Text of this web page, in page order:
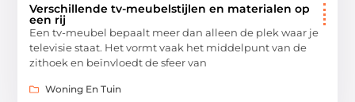
Verschillende tv-meubelstijlen en materialen op
een rij
Een tv-meubel bepaalt meer dan alleen de plek waar je
televisie staat. Het vormt vaak het middelpunt van de
zithoek en beïnvloedt de sfeer van
Woning En Tuin